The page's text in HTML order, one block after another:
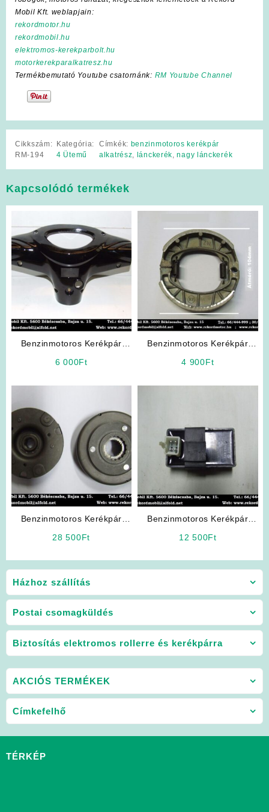
Házhoz szállítás
Postai csomagküldés
Biztosítás elektromos rollerre és kerékpárra
Mobil Kft. weblapjain:
rekordmotor.hu
rekordmobil.hu
elektromos-kerekparbolt.hu
motorkerekparalkatresz.hu
Termékbemutató Youtube csatornánk: RM Youtube Channel
Cikkszám:
RM-194
Kategória:
4 Ütemű
Címkék: benzinmotoros kerékpár
alkatrész, lánckerék,nagy lánckerék
Kapcsolódó termékek
Benzinmotoros Kerékpár
6 000Ft
Benzinmotoros Kerékpár
4 900Ft
Benzinmotoros Kerékpár
28 500Ft
Benzinmotoros Kerékpár
12 500Ft
AKCIÓS TERMÉKEK
Címkefelhő
TÉRKÉP